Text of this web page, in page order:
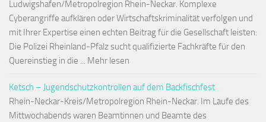
Ludwigshafen/Metropolregion Rhein-Neckar. Komplexe
Cyberangriffe aufklären oder Wirtschaftskriminalität verfolgen und
mit Ihrer Expertise einen echten Beitrag für die Gesellschaft leisten:
Die Polizei Rheinland-Pfalz sucht qualifizierte Fachkräfte für den
Quereinstieg in die ... Mehr lesen
Ketsch – Jugendschutzkontrollen auf dem Backfischfest
Rhein-Neckar-Kreis/Metropolregion Rhein-Neckar. Im Laufe des
Mittwochabends waren Beamtinnen und Beamte des